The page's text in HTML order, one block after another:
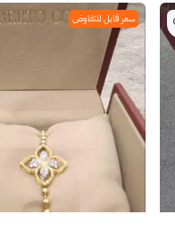
سعر قابل للتفاوض